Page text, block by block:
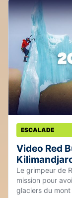
ESCALADE
Video Red
Le grimpeur de
mission pour
glaciers du mont